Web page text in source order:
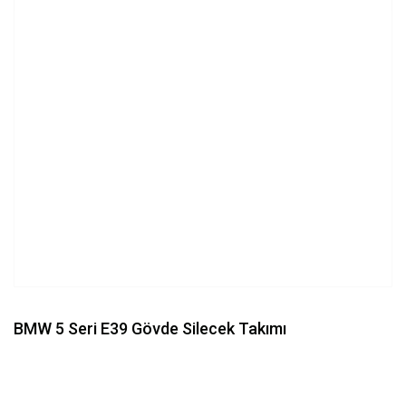
BMW 5 Seri E39 Gövde Silecek Takımı